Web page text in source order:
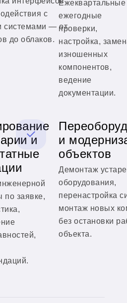
с
системами — от
до облаков.
Ежеквартальные
ежегодные
проверки,
настройка,
изношенных
компонентов,
ведение
документации.
и
по заявке,
и
объектов
Демонтаж
оборудования,
перенастройка
монтаж новых
без остановки
объекта.